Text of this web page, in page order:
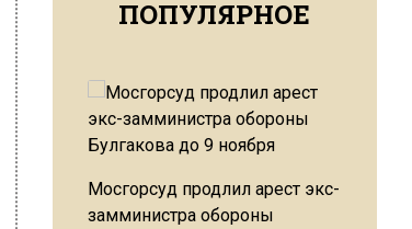
ПОПУЛЯРНОЕ
Мосгорсуд продлил арест экс-
замминистра обороны